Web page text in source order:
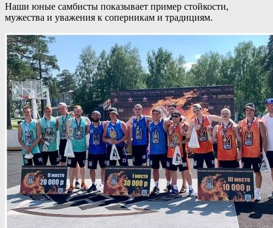
Наши юные самбисты показывает пример стойкости,
мужества и уважения к соперникам и традициям.